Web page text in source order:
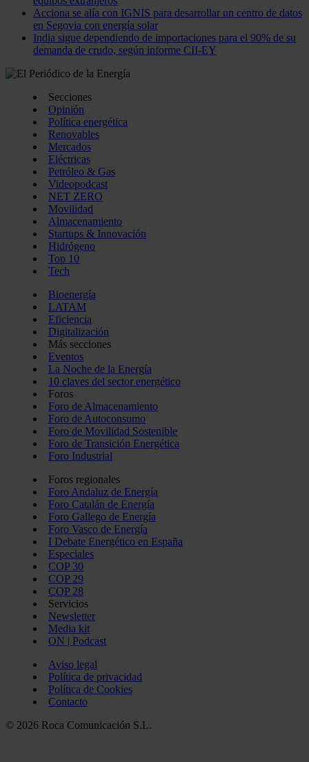
Acciona se alía con IGNIS para desarrollar un centro de datos
en Segovia con energía solar
India sigue dependiendo de importaciones para el 90% de su
demanda de crudo, según informe CII-EY
Secciones
Opinión
Política energética
Renovables
Mercados
Eléctricas
Petróleo & Gas
Videopodcast
NET ZERO
Movilidad
Almacenamiento
Startups & Innovación
Hidrógeno
Top 10
Tech
Bioenergía
LATAM
Eficiencia
Digitalización
Más secciones
Eventos
La Noche de la Energía
10 claves del sector energético
Foros
Foro de Almacenamiento
Foro de Autoconsumo
Foro de Movilidad Sostenible
Foro de Transición Energética
Foro Industrial
Foros regionales
Foro Andaluz de Energía
Foro Catalán de Energía
Foro Gallego de Energía
Foro Vasco de Energía
I Debate Energético en España
Especiales
COP 30
COP 29
COP 28
Servicios
Newsletter
Media kit
ON | Podcast
Aviso legal
Política de privacidad
Política de Cookies
Contacto
© 2026 Roca Comunicación S.L.